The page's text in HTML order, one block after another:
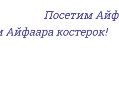
Посетим
костерок!